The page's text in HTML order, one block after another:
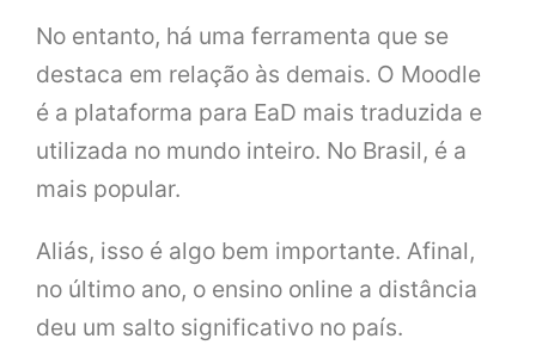
No entanto, há uma ferramenta que se
destaca em relação às demais. O Moodle
é a plataforma para EaD mais traduzida e
utilizada no mundo inteiro. No Brasil, é a
mais popular.
Aliás, isso é algo bem importante. Afinal,
no último ano, o ensino online a distância
deu um salto significativo no país.